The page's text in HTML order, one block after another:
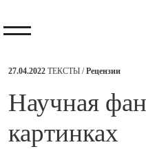
27.04.2022 ТЕКСТЫ /Рецензии
​Научная
картинках